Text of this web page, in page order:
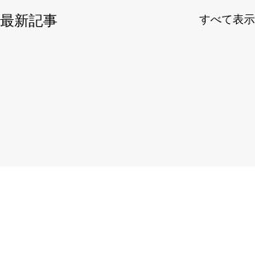
最新記事 すべて表示